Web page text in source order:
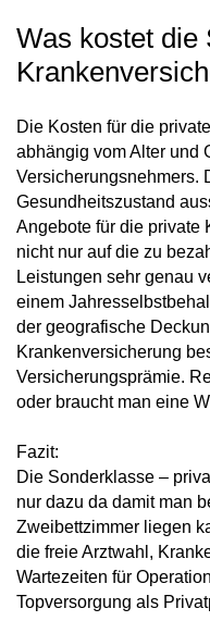
Was kostet die
Die Kosten für die
abhängig vom Alter und
Versicherungsnehmers.
Gesundheitszustand
Angebote für die private
nicht nur auf die zu
Leistungen sehr genau
einem
der geografische
Krankenversicherung
Versicherungsprämie.
oder braucht man eine
Fazit:
Die Sonderklasse –
nur dazu da damit man
Zweibettzimmer liegen
die freie Arztwahl,
Wartezeiten für
Topversorgung als